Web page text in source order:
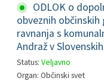
ODLOK o
obveznih
ravnanja s
Andraž v
Status: Veljavno
Organ: Občinski svet